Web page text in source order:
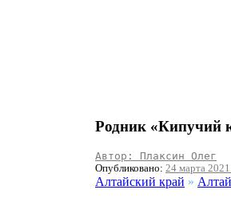
Родник «Кипучий
Автор: Плаксин Олег
Опубликовано: 24 марта 2021
Алтайский край »